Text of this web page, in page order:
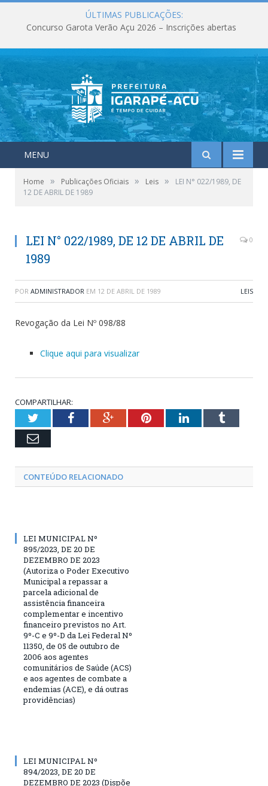
ÚLTIMAS PUBLICAÇÕES:
Concurso Garota Verão Açu 2026 – Inscrições abertas
MENU
Home » Publicações Oficiais » Leis »
LEI N° 022/1989, DE
12 DE ABRIL DE 1989
LEI N° 022/1989, DE 12 DE ABRIL DE
1989
0
POR ADMINISTRADOR EM 12 DE ABRIL DE 1989 LEIS
Revogação da Lei Nº 098/88
Clique aqui para visualizar
COMPARTILHAR:
TwitterFacebookGoogle+PinterestLinkedInTumblr
Email
CONTEÚDO RELACIONADO
LEI MUNICIPAL Nº
895/2023, DE 20 DE
DEZEMBRO DE 2023
(Autoriza o Poder Executivo
Municipal a repassar a
parcela adicional de
assistência financeira
complementar e incentivo
financeiro previstos no Art.
9º-C e 9º-D da Lei Federal Nº
11350, de 05 de outubro de
2006 aos agentes
comunitários de Saúde (ACS)
e aos agentes de combate a
endemias (ACE), e dá outras
providências)
LEI MUNICIPAL Nº
894/2023, DE 20 DE
DEZEMBRO DE 2023 (Dispõe